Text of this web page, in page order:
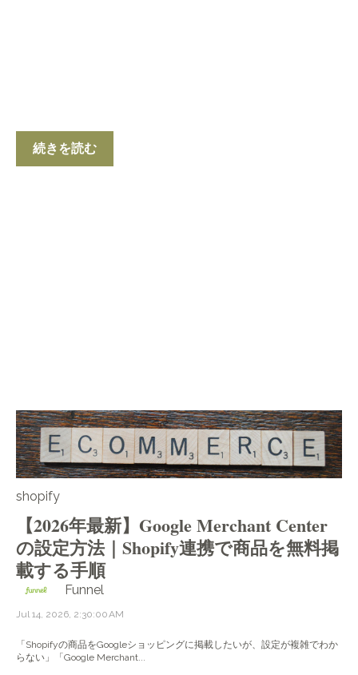
続きを読む
shopify
【2026年最新】Google Merchant Center
の設定方法｜Shopify連携で商品を無料掲
載する手順
Funnel
Jul 14, 2026, 2:30:00 AM
「Shopifyの商品をGoogleショッピングに掲載したいが、設定が複雑でわか
らない」「Google Merchant...